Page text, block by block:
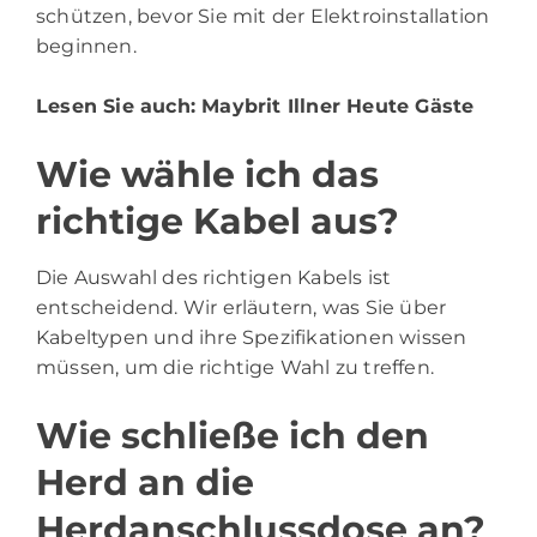
schützen, bevor Sie mit der Elektroinstallation
beginnen.
Lesen Sie auch: Maybrit Illner Heute Gäste
Wie wähle ich das
richtige Kabel aus?
Die Auswahl des richtigen Kabels ist
entscheidend. Wir erläutern, was Sie über
Kabeltypen und ihre Spezifikationen wissen
müssen, um die richtige Wahl zu treffen.
Wie schließe ich den
Herd an die